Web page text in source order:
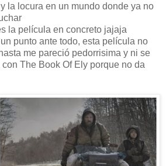
la locura en un mundo donde ya no
la película en concreto jajaja
punto ante todo, esta película no
me pareció pedorrisima y ni se
The Book Of Ely porque no da